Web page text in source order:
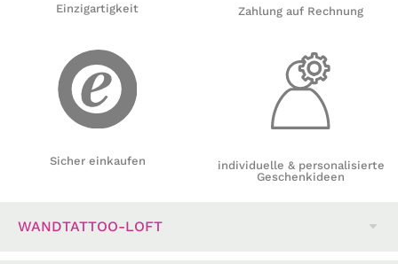
Einzigartigkeit
Sicher einkaufen
Zahlung auf Rechnung
individuelle & personalisierte
Geschenkideen
WANDTATTOO-LOFT